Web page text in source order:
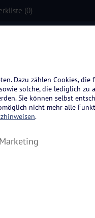
(0)
Dazu zählen Cookies,
solche, die lediglich zu
Sie können selbst
nicht mehr alle
.
Marketing